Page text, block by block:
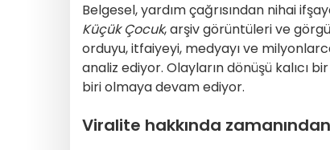
Belgesel, yardım çağrısından nihai
Küçük Çocuk, arşiv görüntüleri ve
orduyu, itfaiyeyi, medyayı ve
analiz ediyor. Olayların dönüşü kalıcı
biri olmaya devam ediyor.
Viralite hakkında